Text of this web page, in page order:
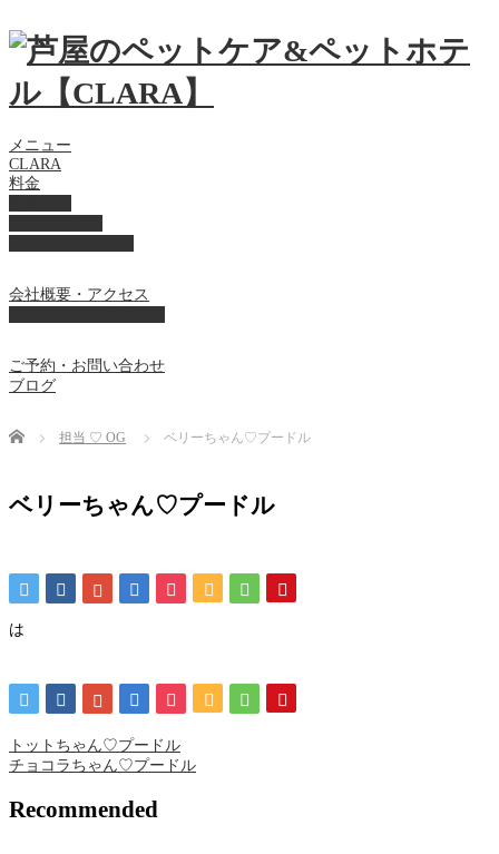
メニュー
CLARA
料金
会社概要・アクセス
ご予約・お問い合わせ
ブログ
Home 担当 ♡ OG ベリーちゃん♡プードル
ベリーちゃん♡プードル
は
トットちゃん♡プードル
チョコラちゃん♡プードル
Recommended